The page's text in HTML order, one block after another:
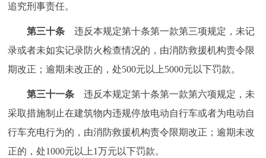
追究刑事责任。
第三十条 违反本规定第十条第一款第三项规定，未记
录或者未如实记录防火检查情况的，由消防救援机构责令限
期改正；逾期未改正的，处500元以上5000元以下罚款。
第三十一条 违反本规定第十条第一款第六项规定，未
采取措施制止在建筑物内违规停放电动自行车或者为电动自
行车充电行为的，由消防救援机构责令限期改正；逾期未改
正的，处1000元以上1万元以下罚款。